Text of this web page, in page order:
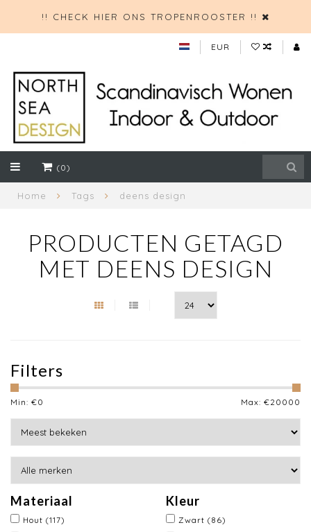
!! CHECK HIER ONS TROPENROOSTER !!
EUR
(0)
Home Tags deens design
PRODUCTEN GETAGD
MET DEENS DESIGN
Filters
Min: €0 Max: €20000
Materiaal
Hout (117)
Kleur
Zwart (86)